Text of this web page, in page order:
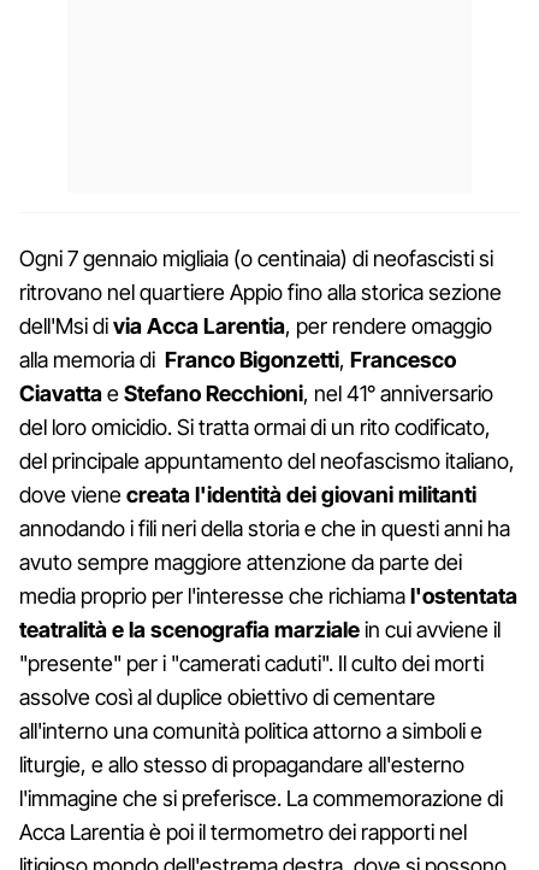
Ogni 7 gennaio migliaia (o centinaia) di neofascisti si
ritrovano nel quartiere Appio fino alla storica sezione
dell'Msi divia Acca Larentia, per rendere omaggio
alla memoria di Franco Bigonzetti, Francesco
CiavattaeStefano Recchioni, nel 41° anniversario
del loro omicidio. Si tratta ormai di un rito codificato,
del principale appuntamento del neofascismo italiano,
dove vienecreata l'identità dei giovani militanti
annodando i fili neri della storia e che in questi anni ha
avuto sempre maggiore attenzione da parte dei
media proprio per l'interesse che richiamal'ostentata
teatralità e la scenografia marzialein cui avviene il
"presente" per i "camerati caduti". Il culto dei morti
assolve così al duplice obiettivo di cementare
all'interno una comunità politica attorno a simboli e
liturgie, e allo stesso di propagandare all'esterno
l'immagine che si preferisce. La commemorazione di
Acca Larentia è poi il termometro dei rapporti nel